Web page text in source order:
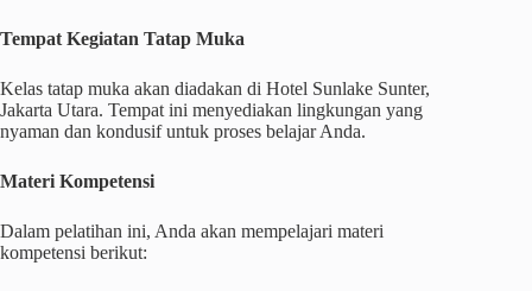
Tempat Kegiatan Tatap Muka
Kelas tatap muka akan diadakan di Hotel Sunlake Sunter,
Jakarta Utara. Tempat ini menyediakan lingkungan yang
nyaman dan kondusif untuk proses belajar Anda.
Materi Kompetensi
Dalam pelatihan ini, Anda akan mempelajari materi
kompetensi berikut: